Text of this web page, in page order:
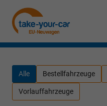
Alle Bestellfahrzeuge
Vorlauffahrzeuge